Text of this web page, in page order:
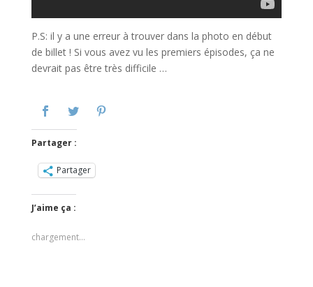
P.S: il y a une erreur à trouver dans la photo en début
de billet ! Si vous avez vu les premiers épisodes, ça ne
devrait pas être très difficile …
Partager :
Partager
J’aime ça :
chargement…